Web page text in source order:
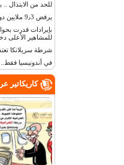
للحد من الابتذال ..
يرفض 9٫3 ملايين دولار مقابل لوحة أرقام سيارته
للمشاهير الأعلى دخلًا
شرطة سريلانكا
في أندونيسيا فقط..
كاريكاتير